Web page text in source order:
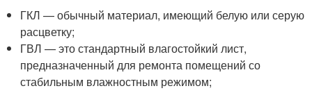
ГКЛ — обычный материал, имеющий белую или серую
расцветку;
ГВЛ — это стандартный влагостойкий лист,
предназначенный для ремонта помещений со
стабильным влажностным режимом;